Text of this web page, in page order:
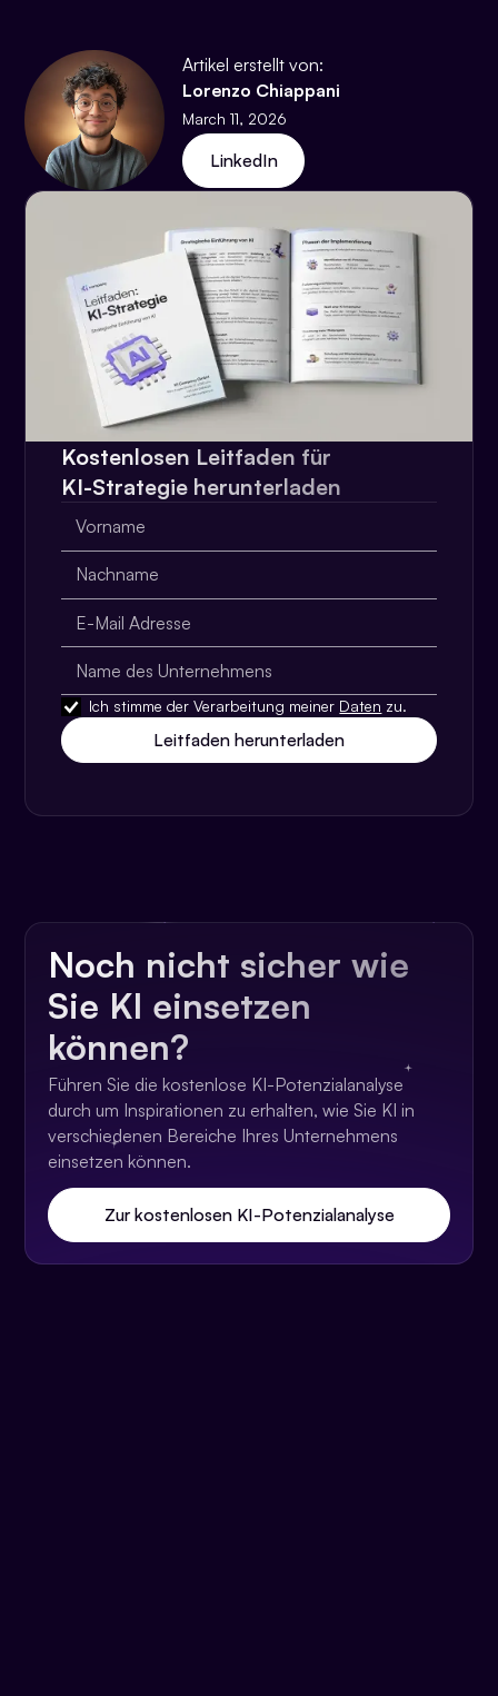
Artikel erstellt von:
Lorenzo Chiappani
March 11, 2026
LinkedIn
Kostenlosen Leitfaden für
KI-Strategie herunterladen
Ich stimme der Verarbeitung meiner Daten zu.
Noch nicht sicher wie
Sie KI einsetzen
können?
Führen Sie die kostenlose KI-Potenzialanalyse
durch um Inspirationen zu erhalten, wie Sie KI in
verschiedenen Bereiche Ihres Unternehmens
einsetzen können.
Zur kostenlosen KI-Potenzialanalyse